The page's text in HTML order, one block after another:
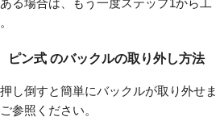
ン式 のバックルの取り外し方法
し倒すと簡単にバックルが取り外せま
参照ください。